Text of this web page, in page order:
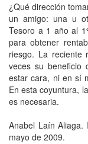
¿Qué dirección
un amigo: una u
Tesoro a 1 año al
para obtener
riesgo. La reciente
veces su beneficio
estar cara, ni en sí
En esta coyuntura,
es necesaria.
Anabel Laín Aliaga.
mayo de 2009.